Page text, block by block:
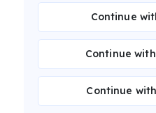
Continue
Continue
Continue